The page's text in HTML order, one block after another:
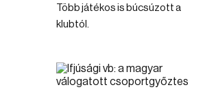
Több játékos is búcsúzott a
klubtól.